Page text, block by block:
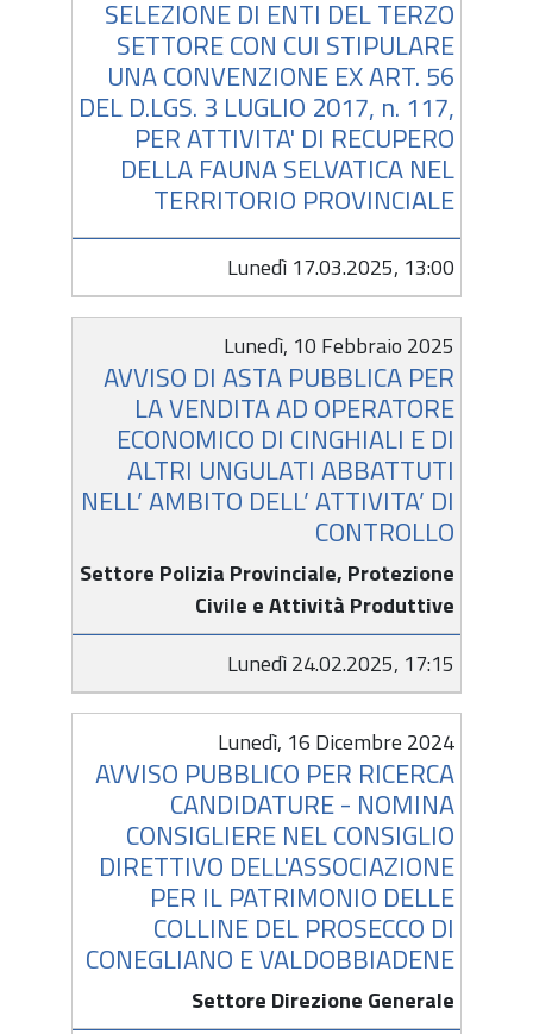
SELEZIONE DI ENTI DEL TERZO
SETTORE CON CUI STIPULARE
UNA CONVENZIONE EX ART. 56
DEL D.LGS. 3 LUGLIO 2017, n. 117,
PER ATTIVITA' DI RECUPERO
DELLA FAUNA SELVATICA NEL
TERRITORIO PROVINCIALE
Lunedì 17.03.2025, 13:00
Lunedì, 10 Febbraio 2025
AVVISO DI ASTA PUBBLICA PER
LA VENDITA AD OPERATORE
ECONOMICO DI CINGHIALI E DI
ALTRI UNGULATI ABBATTUTI
NELL’ AMBITO DELL’ ATTIVITA’ DI
CONTROLLO
Settore Polizia Provinciale, Protezione
Civile e Attività Produttive
Lunedì 24.02.2025, 17:15
Lunedì, 16 Dicembre 2024
AVVISO PUBBLICO PER RICERCA
CANDIDATURE - NOMINA
CONSIGLIERE NEL CONSIGLIO
DIRETTIVO DELL'ASSOCIAZIONE
PER IL PATRIMONIO DELLE
COLLINE DEL PROSECCO DI
CONEGLIANO E VALDOBBIADENE
Settore Direzione Generale